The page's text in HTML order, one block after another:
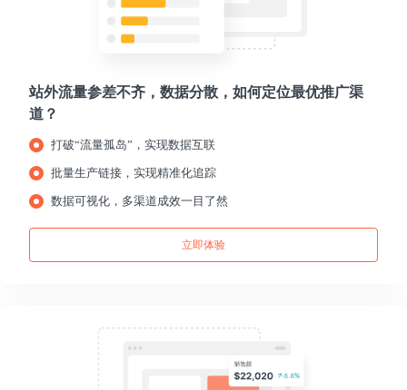
站外流量参差不齐，数据分散，如何定位最优推广渠
道？
打破“流量孤岛”，实现数据互联
批量生产链接，实现精准化追踪
数据可视化，多渠道成效一目了然
立即体验